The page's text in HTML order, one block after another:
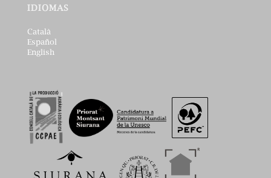
IDIOMAS
Català
Español
English